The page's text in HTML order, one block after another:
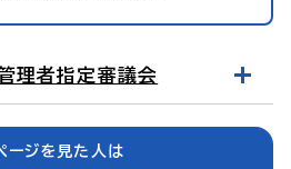
理者指定審議会
ージを見た人は